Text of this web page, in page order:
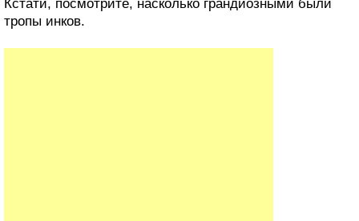
Кстати, посмотрите, насколько грандиозными были
тропы инков.